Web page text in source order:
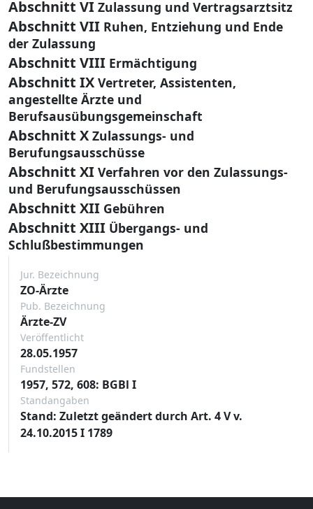
Abschnitt VI Zulassung und Vertragsarztsitz
Abschnitt VII Ruhen, Entziehung und Ende
der Zulassung
Abschnitt VIII Ermächtigung
Abschnitt IX Vertreter, Assistenten,
angestellte Ärzte und
Berufsausübungsgemeinschaft
Abschnitt X Zulassungs- und
Berufungsausschüsse
Abschnitt XI Verfahren vor den Zulassungs-
und Berufungsausschüssen
Abschnitt XII Gebühren
Abschnitt XIII Übergangs- und
Schlußbestimmungen
Jur. Bezeichnung
ZO-Ärzte
Pub. Bezeichnung
Ärzte-ZV
Veröffentlicht
28.05.1957
Fundstellen
1957, 572, 608: BGBl I
Standangaben
Stand: Zuletzt geändert durch Art. 4 V v.
24.10.2015 I 1789